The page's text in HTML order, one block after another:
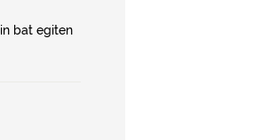
bat egiten